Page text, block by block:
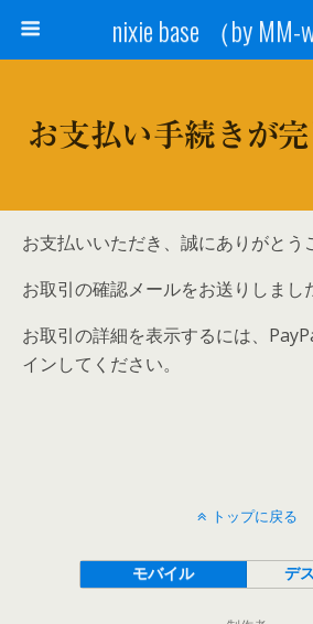
nixie base （by MM-
お支払い手続きが
お支払いいただき、誠にありがとう
お取引の確認メールをお送りしまし
お取引の詳細を表示するには、
インしてください。
トップに戻る
モバイル デ